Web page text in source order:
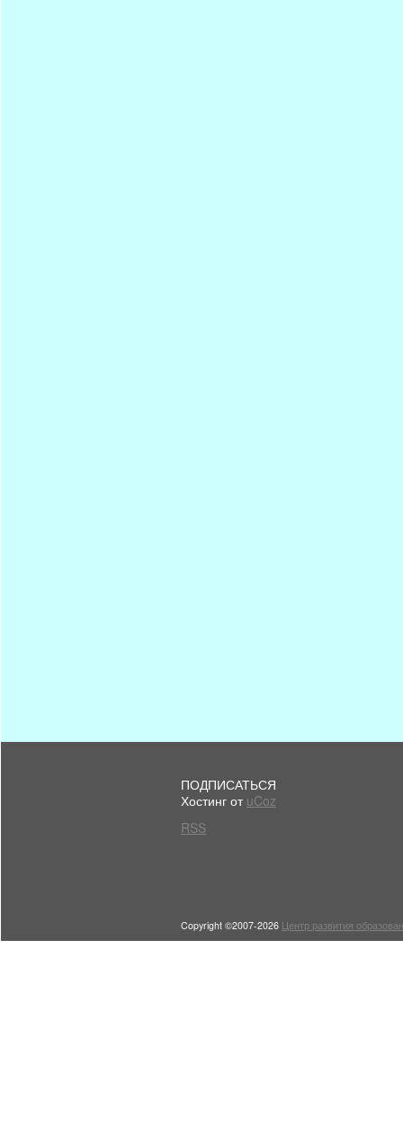
ПОДПИСАТЬСЯ
Хостинг от uCoz
RSS
Copyright ©2007-2026 Центр развития